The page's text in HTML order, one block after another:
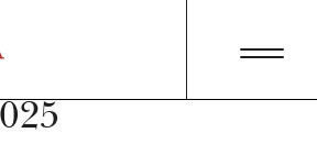
Sponsor
Florence